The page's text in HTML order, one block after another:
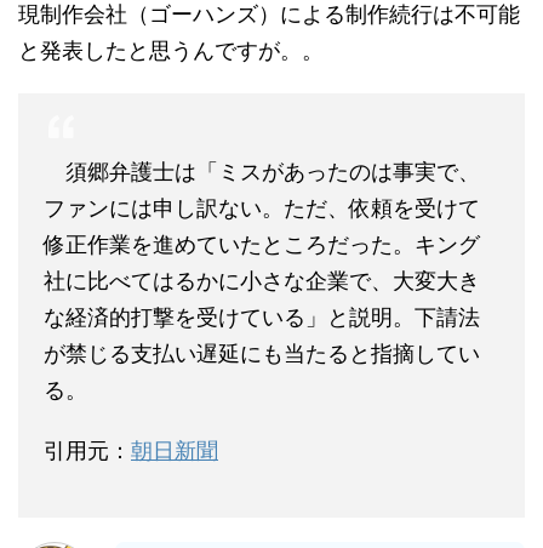
現制作会社（ゴーハンズ）による制作続行は不可能
と発表したと思うんですが。。
須郷弁護士は「ミスがあったのは事実で、
ファンには申し訳ない。ただ、依頼を受けて
修正作業を進めていたところだった。キング
社に比べてはるかに小さな企業で、大変大き
な経済的打撃を受けている」と説明。下請法
が禁じる支払い遅延にも当たると指摘してい
る。
引用元： 朝日新聞